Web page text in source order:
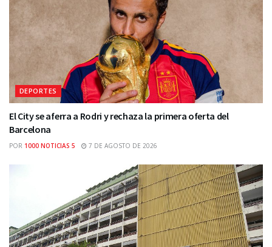
DEPORTES
El City se aferra a Rodri y rechaza la primera oferta del
Barcelona
POR 1000 NOTICIAS 5 7 DE AGOSTO DE 2026